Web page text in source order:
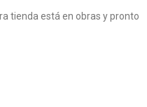
tienda está en obras y pronto